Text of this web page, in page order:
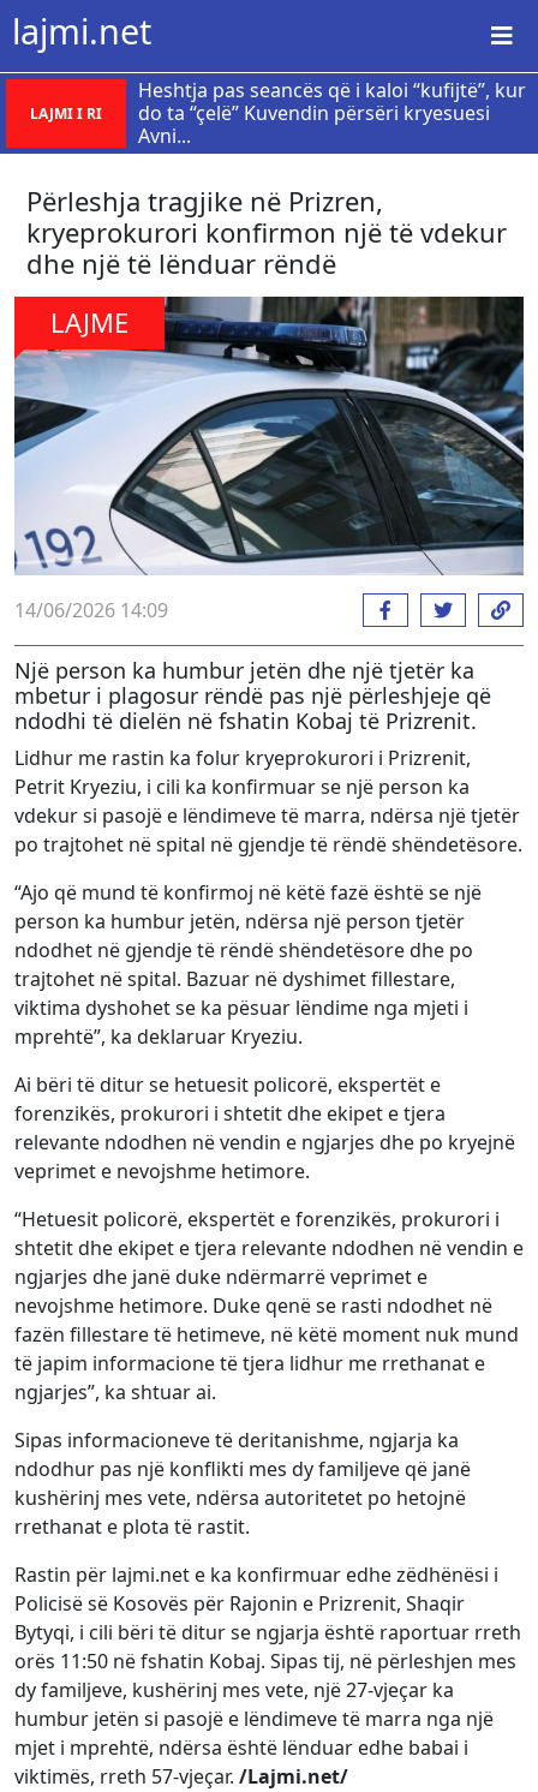
lajmi.net
LAJMI I RI
Heshtja pas seancës që i kaloi “kufijtë”, kur
do ta “çelë” Kuvendin përsëri kryesuesi
Avni...
Përleshja tragjike në Prizren,
kryeprokurori konfirmon një të vdekur
dhe një të lënduar rëndë
LAJME
14/06/2026 14:09
Një person ka humbur jetën dhe një tjetër ka
mbetur i plagosur rëndë pas një përleshjeje që
ndodhi të dielën në fshatin Kobaj të Prizrenit.
Lidhur me rastin ka folur kryeprokurori i Prizrenit,
Petrit Kryeziu, i cili ka konfirmuar se një person ka
vdekur si pasojë e lëndimeve të marra, ndërsa një tjetër
po trajtohet në spital në gjendje të rëndë shëndetësore.
“Ajo që mund të konfirmoj në këtë fazë është se një
person ka humbur jetën, ndërsa një person tjetër
ndodhet në gjendje të rëndë shëndetësore dhe po
trajtohet në spital. Bazuar në dyshimet fillestare,
viktima dyshohet se ka pësuar lëndime nga mjeti i
mprehtë”, ka deklaruar Kryeziu.
Ai bëri të ditur se hetuesit policorë, ekspertët e
forenzikës, prokurori i shtetit dhe ekipet e tjera
relevante ndodhen në vendin e ngjarjes dhe po kryejnë
veprimet e nevojshme hetimore.
“Hetuesit policorë, ekspertët e forenzikës, prokurori i
shtetit dhe ekipet e tjera relevante ndodhen në vendin e
ngjarjes dhe janë duke ndërmarrë veprimet e
nevojshme hetimore. Duke qenë se rasti ndodhet në
fazën fillestare të hetimeve, në këtë moment nuk mund
të japim informacione të tjera lidhur me rrethanat e
ngjarjes”, ka shtuar ai.
Sipas informacioneve të deritanishme, ngjarja ka
ndodhur pas një konflikti mes dy familjeve që janë
kushërinj mes vete, ndërsa autoritetet po hetojnë
rrethanat e plota të rastit.
Rastin për lajmi.net e ka konfirmuar edhe zëdhënësi i
Policisë së Kosovës për Rajonin e Prizrenit, Shaqir
Bytyqi, i cili bëri të ditur se ngjarja është raportuar rreth
orës 11:50 në fshatin Kobaj. Sipas tij, në përleshjen mes
dy familjeve, kushërinj mes vete, një 27-vjeçar ka
humbur jetën si pasojë e lëndimeve të marra nga një
mjet i mprehtë, ndërsa është lënduar edhe babai i
viktimës, rreth 57-vjeçar. /Lajmi.net/